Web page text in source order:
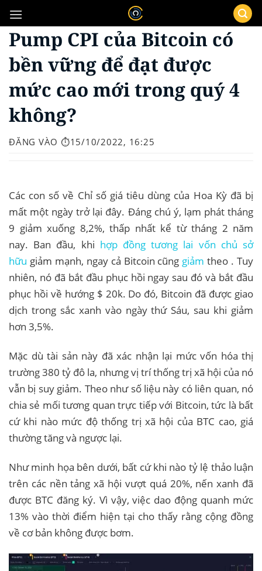
qua
nội
Pump CPI của Bitcoin có
bền vững để đạt được
mức cao mới trong quý 4
không?
ĐĂNG VÀO ⏱️15/10/2022, 16:25
Các con số về Chỉ số giá tiêu dùng của Hoa Kỳ đã bị
mất một ngày trở lại đây. Đáng chú ý, lạm phát tháng
9 giảm xuống 8,2%, thấp nhất kể từ tháng 2 năm
nay. Ban đầu, khi hợp đồng tương lai vốn chủ sở
hữu giảm mạnh, ngay cả Bitcoin cũng giảm theo . Tuy
nhiên, nó đã bắt đầu phục hồi ngay sau đó và bắt đầu
phục hồi về hướng $ 20k. Do đó, Bitcoin đã được giao
dịch trong sắc xanh vào ngày thứ Sáu, sau khi giảm
hơn 3,5%.
Mặc dù tài sản này đã xác nhận lại mức vốn hóa thị
trường 380 tỷ đô la, nhưng vị trí thống trị xã hội của nó
vẫn bị suy giảm. Theo như số liệu này có liên quan, nó
chia sẻ mối tương quan trực tiếp với Bitcoin, tức là bất
cứ khi nào mức độ thống trị xã hội của BTC cao, giá
thường tăng và ngược lại.
Như minh họa bên dưới, bất cứ khi nào tỷ lệ thảo luận
trên các nền tảng xã hội vượt quá 20%, nến xanh đã
được BTC đăng ký. Vì vậy, việc dao động quanh mức
13% vào thời điểm hiện tại cho thấy rằng cộng đồng
về cơ bản không được bơm.